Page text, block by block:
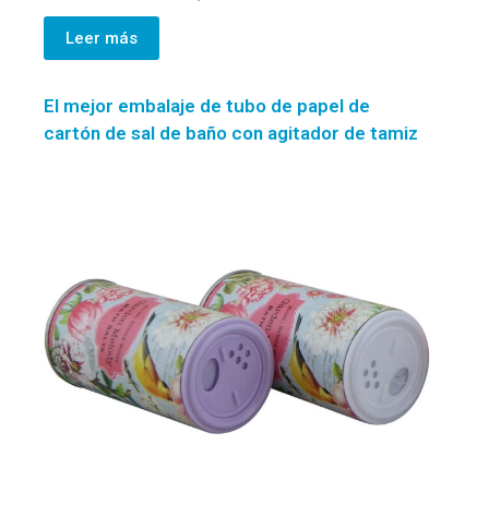
Leer más
El mejor embalaje de tubo de papel de
cartón de sal de baño con agitador de tamiz